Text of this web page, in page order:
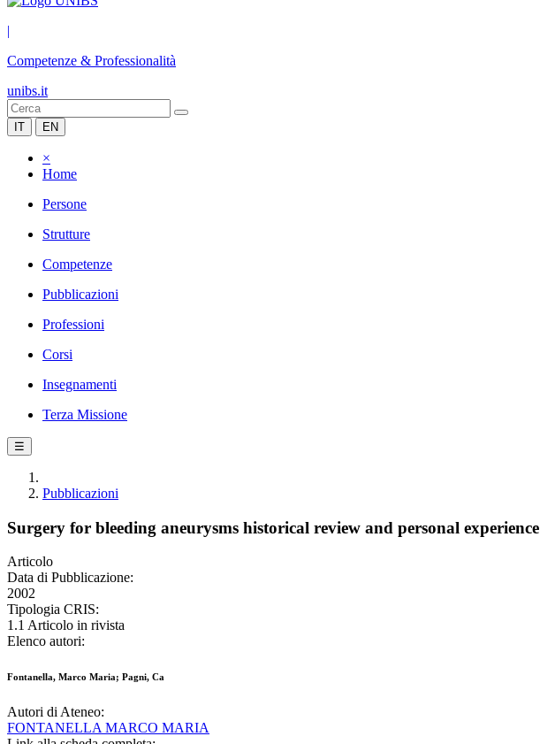
|
Competenze & Professionalità
unibs.it
IT EN
×
Home
Persone
Strutture
Competenze
Pubblicazioni
Professioni
Corsi
Insegnamenti
Terza Missione
☰
Pubblicazioni
Surgery for bleeding aneurysms historical review and personal experience
Articolo
Data di Pubblicazione:
2002
Tipologia CRIS:
1.1 Articolo in rivista
Elenco autori:
Fontanella, Marco Maria; Pagni, Ca
Autori di Ateneo:
FONTANELLA MARCO MARIA